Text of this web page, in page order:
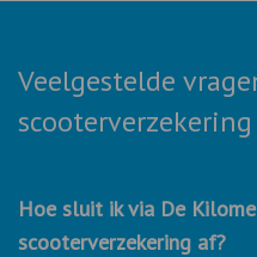
Veelgestelde
scooterverzekering
Hoe sluit ik via De
scooterverzekering af?